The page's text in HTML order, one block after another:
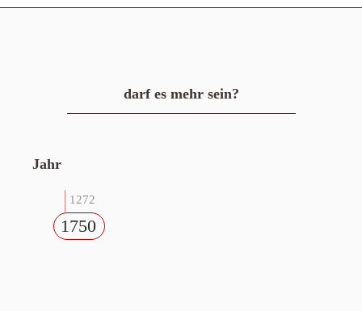
darf es mehr sein?
Jahr
1272
1750